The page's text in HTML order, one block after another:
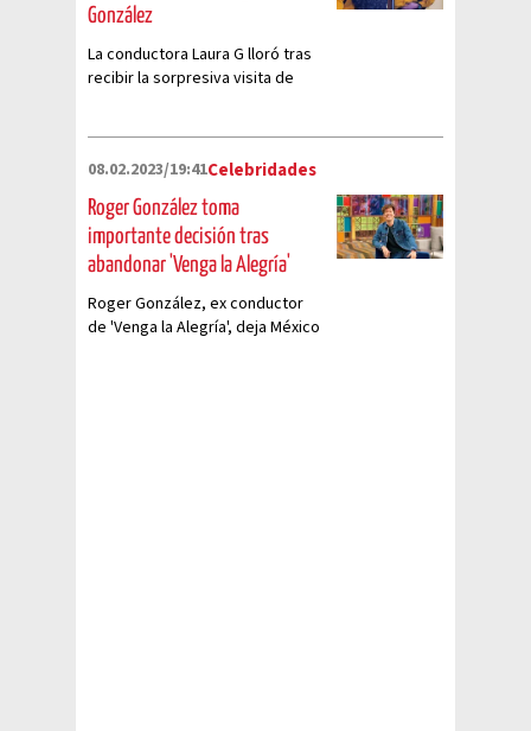
González
La conductora Laura G lloró tras
recibir la sorpresiva visita de
08.02.2023/19:41Celebridades
Roger González toma
importante decisión tras
abandonar 'Venga la Alegría'
Roger González, ex conductor
de 'Venga la Alegría', deja México